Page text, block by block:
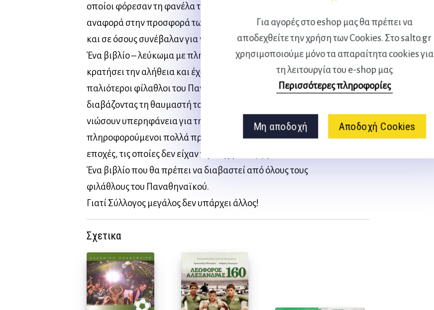
Για αγορές στο eshop μας θα πρέπει να
αποδεχθείτε την χρήση των Cookies. Στο salto.gr
χρησιμοποιούμε μόνο τα απαραίτητα cookies για
τη λειτουργία του e-shop μας
Περισσότερες πληροφορίες
Μη αποδοχή Αποδοχή Cookies
οποίοι φόρεσαν τη φανέλα του σε επίσημα παιχνίδια, γίνεται
αναφορά στην προσφορά των σημαντικότερων Προέδρων του
και σε όσους συνέβαλαν για να γραφεί αυτή η μεγάλη ιστορία.
Ένα βιβλίο – λεύκωμα με πλήθος φωτογραφιών, οι οποίες έχουν
κρατήσει την αλήθεια και έχουν αιχμαλωτίσει τον χρόνο. Οι
παλιότεροι φίλαθλοι του Παναθηναϊκού θα νιώσουν συγκίνηση
διαβάζοντας τη θαυμαστή του ιστορία ενώ οι νεότεροι θα
νιώσουν υπερηφάνεια για την αγαπημένη τους ομάδα,
πληροφορούμενοι πολλά πράγματα και για κάποιες άλλες
εποχές, τις οποίες δεν είχαν την τύχη να τις ζήσουν.
Ένα βιβλίο που θα πρέπει να διαβαστεί από όλους τους
φιλάθλους του Παναθηναϊκού.
Γιατί Σύλλογος μεγάλος δεν υπάρχει άλλος!
Σχετικα